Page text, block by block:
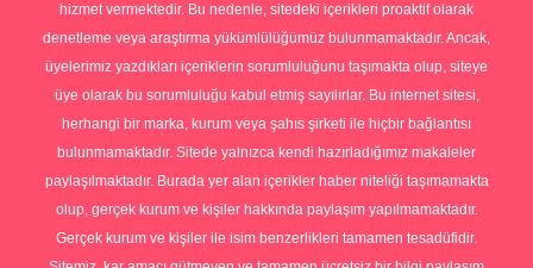
hizmet vermektedir. Bu nedenle, sitedeki içerikleri proaktif olarak
denetleme veya araştırma yükümlülüğümüz bulunmamaktadır. Ancak,
üyelerimiz yazdıkları içeriklerin sorumluluğunu taşımakta olup, siteye
üye olarak bu sorumluluğu kabul etmiş sayılırlar. Bu internet sitesi,
herhangi bir marka, kurum veya şahıs şirketi ile hiçbir bağlantısı
bulunmamaktadır. Sitede yalnızca kendi hazırladığımız makaleler
paylaşılmaktadır. Burada yer alan içerikler haber niteliği taşımamakta
olup, gerçek kurum ve kişiler hakkında paylaşım yapılmamaktadır.
Gerçek kurum ve kişiler ile isim benzerlikleri tamamen tesadüfidir.